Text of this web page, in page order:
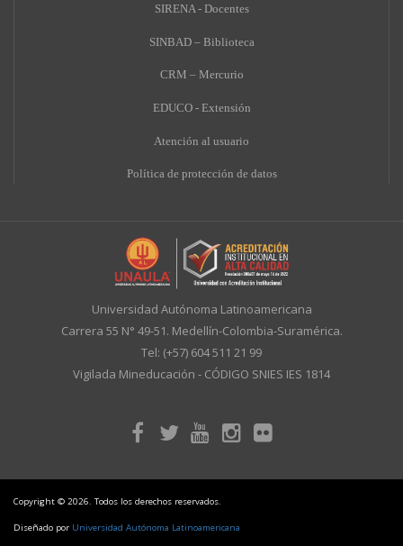
SIRENA - Docentes
SINBAD – Biblioteca
CRM – Mercurio
EDUCO - Extensión
Atención al usuario
Política de protección de datos
Universidad Autónoma Latinoamericana
Carrera 55 N° 49-51. Medellín-Colombia-Suramérica.
Tel: (+57) 604 511 21 99
Vigilada Mineducación - CÓDIGO SNIES IES 1814
Copyright © 2026. Todos los derechos reservados.
Diseñado por Universidad Autónoma Latinoamericana